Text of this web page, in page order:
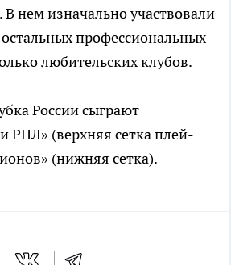
В нем изначально участвовали
профессиональных
любительских клубов.
России сыграют
РПЛ» (верхняя сетка плей-
(нижняя сетка).